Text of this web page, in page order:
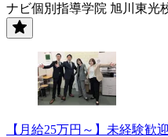
ナビ個別指導学院 旭川東光
【月給25万円～】未経験